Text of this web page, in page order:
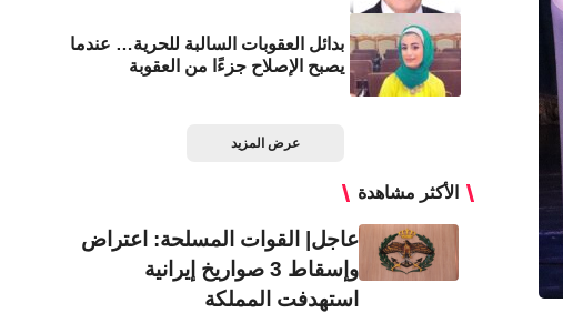
بدائل العقوبات السالبة للحرية… عندما
يصبح الإصلاح جزءًا من العقوبة
عرض المزيد
الأكثر مشاهدة
عاجل| القوات المسلحة: اعتراض
وإسقاط 3 صواريخ إيرانية
استهدفت المملكة